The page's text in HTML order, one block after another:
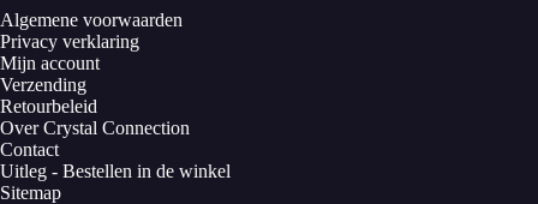
Algemene voorwaarden
Privacy verklaring
Mijn account
Verzending
Retourbeleid
Over Crystal Connection
Contact
Uitleg - Bestellen in de winkel
Sitemap